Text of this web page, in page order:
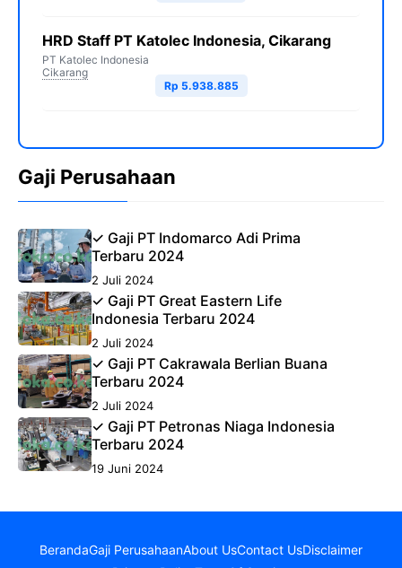
HRD Staff PT Katolec Indonesia, Cikarang
PT Katolec Indonesia
Cikarang
Rp 5.938.885
Gaji Perusahaan
✓ Gaji PT Indomarco Adi Prima
Terbaru 2024
2 Juli 2024
✓ Gaji PT Great Eastern Life
Indonesia Terbaru 2024
2 Juli 2024
✓ Gaji PT Cakrawala Berlian Buana
Terbaru 2024
2 Juli 2024
✓ Gaji PT Petronas Niaga Indonesia
Terbaru 2024
19 Juni 2024
BerandaGaji PerusahaanAbout UsContact UsDisclaimer